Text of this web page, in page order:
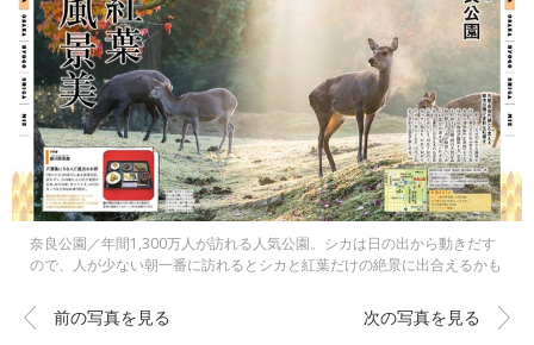
奈良公園／年間1,300万人が訪れる人気公園。シカは日の出から動きだす
ので、人が少ない朝一番に訪れるとシカと紅葉だけの絶景に出合えるかも
前の写真を見る 次の写真を見る